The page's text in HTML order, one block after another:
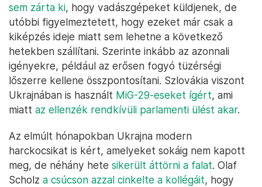
sem zárta ki, hogy vadászgépeket küldjenek, de
utóbbi figyelmeztetett, hogy ezeket már csak a
kiképzés ideje miatt sem lehetne a következő
hetekben szállítani. Szerinte inkább az azonnali
igényekre, például az erősen fogyó tüzérségi
lőszerre kellene összpontosítani. Szlovákia viszont
Ukrajnában is használt MiG-29-eseket ígért, ami
miatt az ellenzék rendkívüli parlamenti ülést akar.
Az elmúlt hónapokban Ukrajna modern
harckocsikat is kért, amelyeket sokáig nem kapott
meg, de néhány hete sikerült áttörni a falat. Olaf
Scholz a csúcson azzal cinkelte a kollégáit, hogy